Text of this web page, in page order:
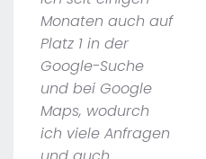
Monaten auch auf
Platz 1 in der
Google-Suche
und bei Google
Maps, wodurch
ich viele Anfragen